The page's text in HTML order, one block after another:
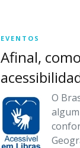
EVENTOS
Afinal,
O